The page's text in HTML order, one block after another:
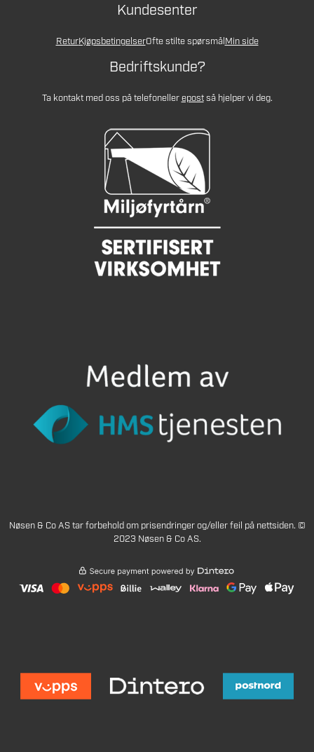
Kundesenter
ReturKjøpsbetingelserOfte stilte spørsmålMin side
Bedriftskunde?
Ta kontakt med oss på telefonellerepostså hjelper vi deg.
Nøsen & Co AS tar forbehold om prisendringer og/eller feil på nettsiden. ©
2023 Nøsen & Co AS.